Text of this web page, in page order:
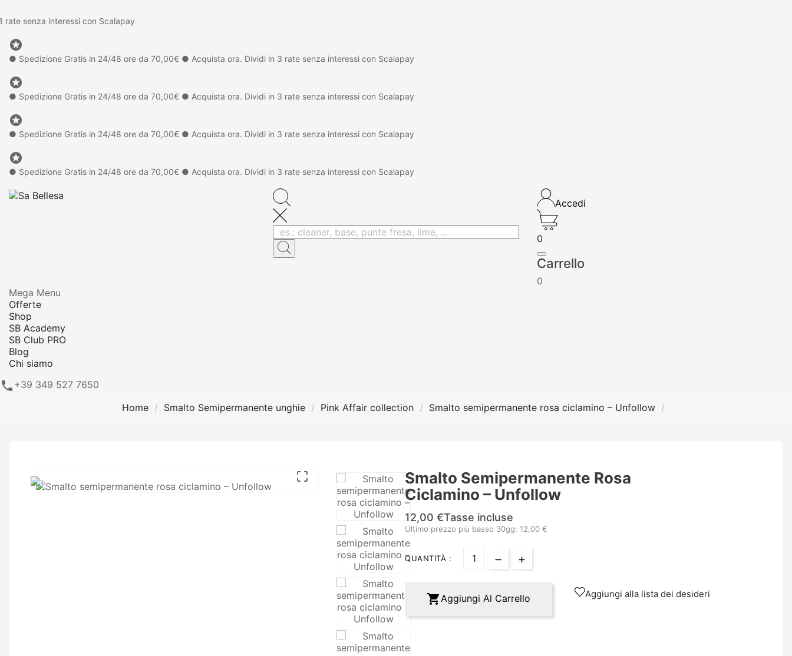
con Scalapay

● Spedizione Gratis in 24/48 ore da 70,00€ ● Acquista ora. Dividi in 3 rate senza interessi con Scalapay

● Spedizione Gratis in 24/48 ore da 70,00€ ● Acquista ora. Dividi in 3 rate senza interessi con Scalapay

● Spedizione Gratis in 24/48 ore da 70,00€ ● Acquista ora. Dividi in 3 rate senza interessi con Scalapay

● Spedizione Gratis in 24/48 ore da 70,00€ ● Acquista ora. Dividi in 3 rate senza interessi con Scalapay
Accedi
0
Carrello
0
Mega Menu
Offerte
Shop
SB Academy
SB Club PRO
Blog
Chi siamo
 +39 349 527 7650
Home
Smalto Semipermanente unghie Pink Affair collection Smalto semipermanente rosa ciclamino – Unfollow

Smalto Semipermanente Rosa
Ciclamino – Unfollow
12,00 €Tasse incluse
Ultimo prezzo più basso 30gg: 12,00 €
QUANTITÀ :
 Aggiungi Al Carrello Aggiungi alla lista dei desideri